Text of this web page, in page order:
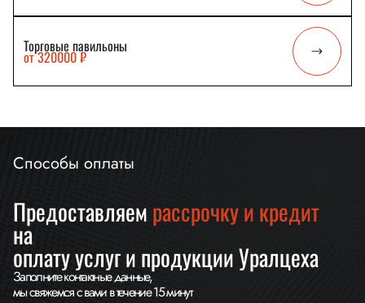
Торговые павильоны
от 320000 ₽
Способы оплаты
Предоставляемрассрочку и кредит
на
оплату услуг и продукции Уралцеха
Заполните контактные данные,
мы свяжемся с вами в течение 15 минут